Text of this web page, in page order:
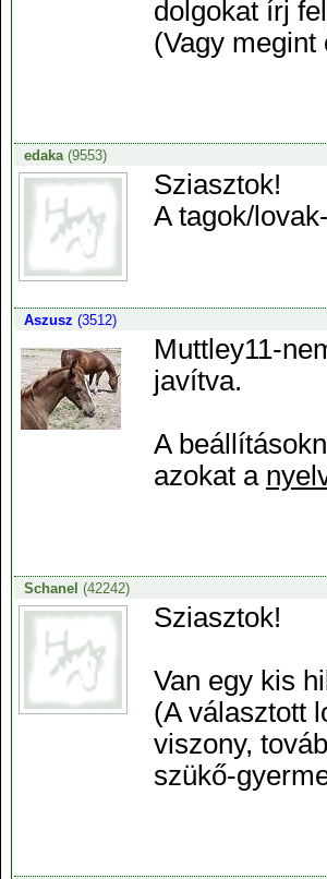
dolgokat írj
(Vagy megint
edaka(9553)
Sziasztok!
A tagok/
Aszusz (3512)
Muttley11-
javítva.
A
azokat a
Schanel (42242)
Sziasztok!
Van egy kis
(A választott
viszony,
szükő-